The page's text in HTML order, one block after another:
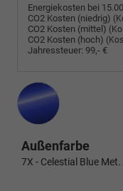
Energiekosten bei
CO2 Kosten (niedrig)
CO2 Kosten (mittel)
CO2 Kosten (hoch)
Jahressteuer: 99,- €
Außenfarbe
7X - Celestial Blue Met.